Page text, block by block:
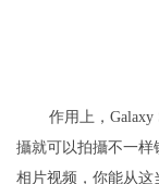
作用上，
攝就可以拍攝不一样
相片视频，你能从这